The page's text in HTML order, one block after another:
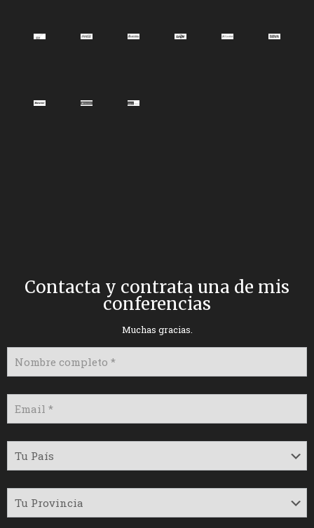
Contacta y contrata una de mis
conferencias
Muchas gracias.